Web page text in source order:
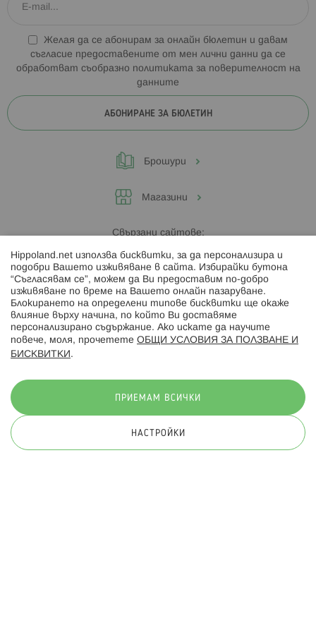
Желая да се абонирам за онлайн бюлетин и давам
съгласие предоставените от мен лични данни да се
обработват съобразно политиката за поверителност на
данните
АБОНИРАНЕ ЗА БЮЛЕТИН
Брошури
Магазини
Свързани сайтове:
Hippoland.ro
Последвайте ни:
© 2026 Hippoland.net. Всички права запазени
Hippoland.net използва бисквитки, за да персонализира и
подобри Вашето изживяване в сайта. Избирайки бутона
“Съгласявам се”, можем да Ви предоставим по-добро
изживяване по време на Вашето онлайн пазаруване.
Блокирането на определени типове бисквитки ще окаже
влияние върху начина, по който Ви доставяме
персонализирано съдържание. Ако искате да научите
повече, моля, прочетете ОБЩИ УСЛОВИЯ ЗА ПОЛЗВАНЕ И
БИСКВИТКИ .
ПРИЕМАМ ВСИЧКИ
НАСТРОЙКИ